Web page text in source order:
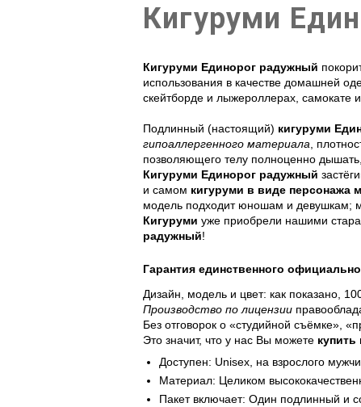
Кигуруми
Кигуруми Единорог радужный
использования в качестве домашней
скейтборде и лыжероллерах, самокате
Подлинный (настоящий) кигуруми
гипоаллергенного материала ,
позволяющего телу полноценно
Кигуруми Единорог радужный
и самом кигуруми в виде персонажа
модель подходит юношам и девушкам;
Кигуруми уже приобрели нашими
радужный!
Гарантия единственного
Дизайн, модель и цвет: как показано,
Производство по лицензии
Без отговорок о «студийной съёмке»,
Это значит, что у нас Вы можете
Доступен: Unisex, на взрослого
Материал: Целиком
Пакет включает: Один подлинный и